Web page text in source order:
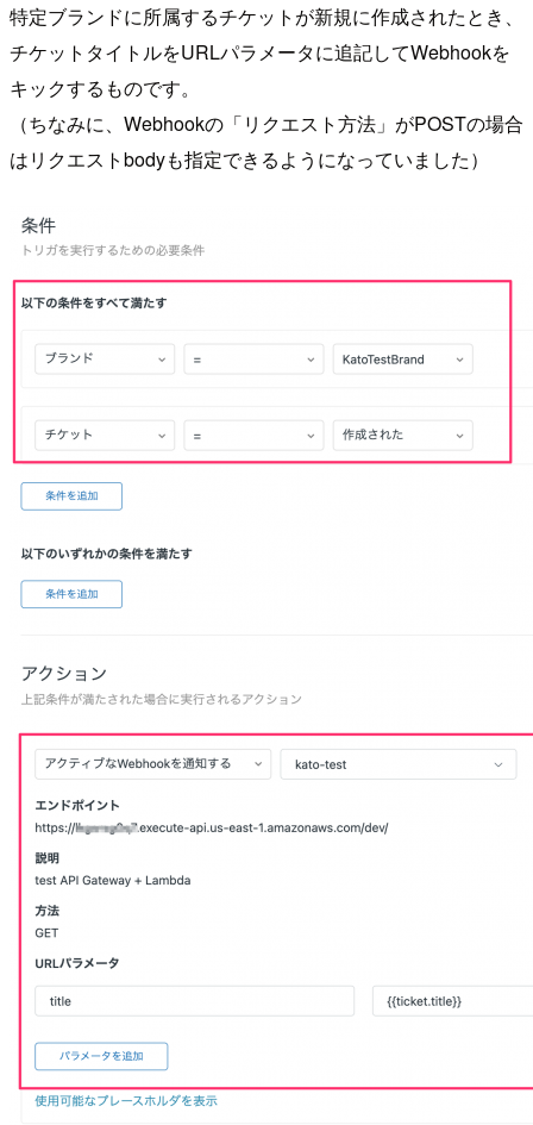
特定ブランドに所属するチケットが新規に作成されたとき、
チケットタイトルをURLパラメータに追記してWebhookを
キックするものです。
（ちなみに、Webhookの「リクエスト方法」がPOSTの場合
はリクエストbodyも指定できるようになっていました）